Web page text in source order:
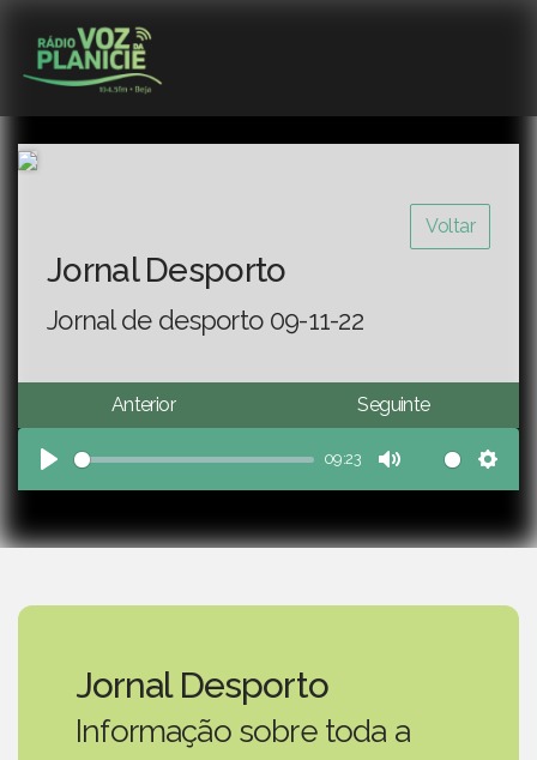
Voltar
Jornal Desporto
Jornal de desporto 09-11-22
Anterior Seguinte
Play
09:23
Mute
Jornal Desporto
Informação sobre toda a